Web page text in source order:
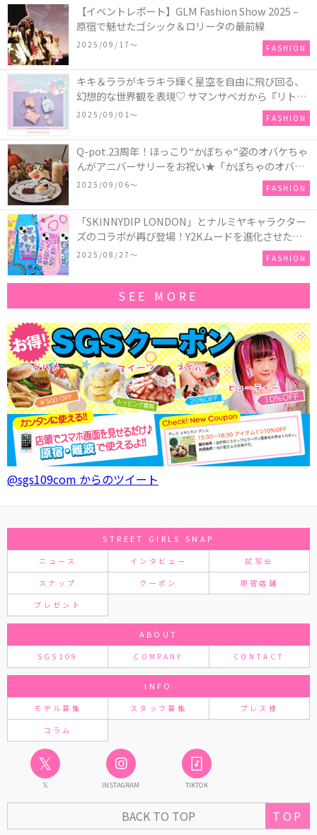
【イベントレポート】GLM Fashion Show 2025 –
原宿で魅せたゴシック＆ロリータの最前線
2025/09/17〜 FASHION
キキ＆ララがキラキラ輝く星空を自由に飛び回る、
幻想的な世界観を表現♡ サマンサベガから『リトル
ツインスターズ』50周年アニバーサリーイヤー』を
2025/09/01〜 FASHION
Q-pot.23周年！ほっこり“かぼちゃ“姿のオバケちゃ
んがアニバーサリーをお祝い★「かぼちゃのオバケ
ーキアクセサリー」が新発売！Q-pot CAFE.では
「かぼちゃのオバケーキプレート」も登場
2025/09/06〜 FASHION
「SKINNYDIP LONDON」とナルミヤキャラクター
ズのコラボが再び登場！Y2Kムードを進化させた新
作コレクションを発売♪
2025/08/27〜 FASHION
SEE MORE
@sgs109com からのツイート
STREET GIRLS SNAP
ニュース インタビュー 試写会
スナップ クーポン 原宿店舗
プレゼント
ABOUT
SGS109 COMPANY CONTACT
INFO
モデル募集 スタッフ募集 プレス様
コラム
𝕏
𝕏 INSTAGRAM TIKTOK
BACK TO TOP TOP